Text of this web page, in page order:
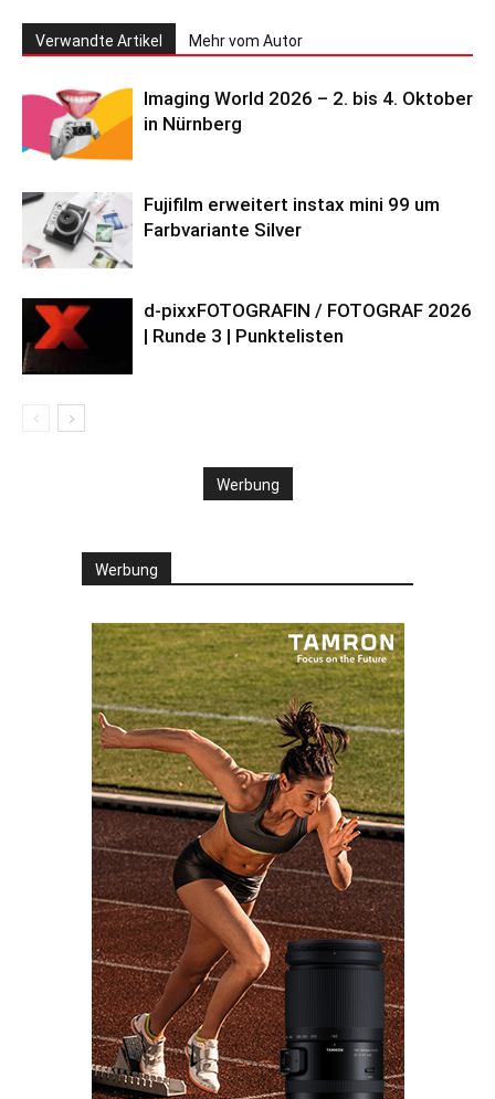
Verwandte Artikel Mehr vom Autor
Imaging World 2026 – 2. bis 4. Oktober
in Nürnberg
Fujifilm erweitert instax mini 99 um
Farbvariante Silver
d-pixxFOTOGRAFIN / FOTOGRAF 2026
| Runde 3 | Punktelisten
Werbung
Werbung